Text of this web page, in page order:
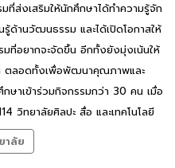
ที่ส่งเสริมให้นักศึกษาได้ทำความรู้จัก
ด้านวัฒนธรรม และได้เปิดโอกาสให้
ที่อยากจะจัดขึ้น อีกทั้งยังมุ่งเน้นให้
ศ ตลอดทั้งเพื่อพัฒนาคุณภาพและ
ษาเข้าร่วมกิจกรรมกว่า 30 คน เมื่อ
ทยาลัยศิลปะ สื่อ และเทคโนโลยี
าลัย